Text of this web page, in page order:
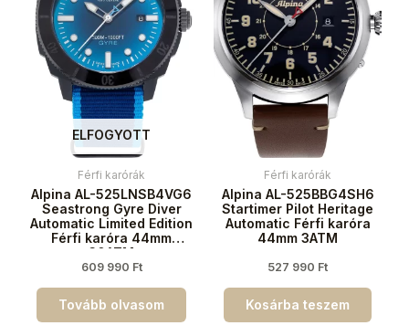
ELFOGYOTT
Férfi karórák
Alpina AL-525LNSB4VG6
Seastrong Gyre Diver
Automatic Limited Edition
Férfi karóra 44mm
30ATM
609 990 Ft
Tovább olvasom
Férfi karórák
Alpina AL-525BBG4SH6
Startimer Pilot Heritage
Automatic Férfi karóra
44mm 3ATM
527 990 Ft
Kosárba teszem